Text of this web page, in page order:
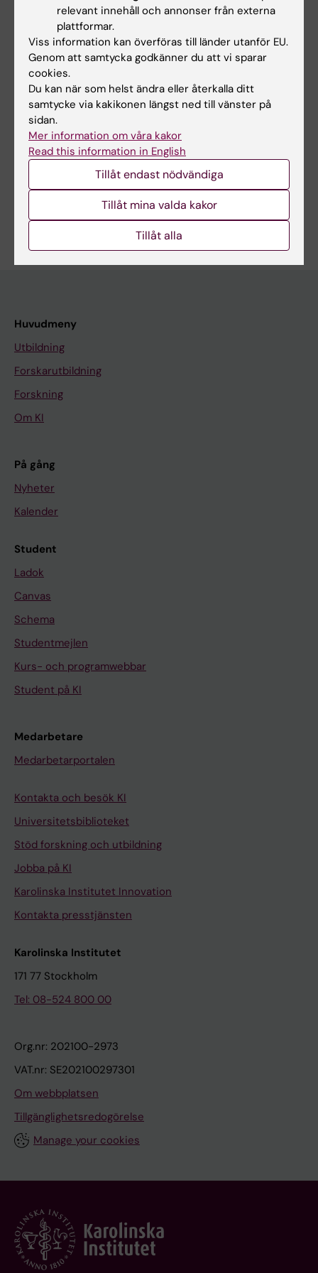
& GYNECOLOGY AND REPRODUCTIVE
BIOLOGY.2025;309:65-72
Residual placental blood volume after
cesarean section: A scoping review
Maler S; Axelsson K; Utjes D; Abrahamsson T;
Svedenkrans J; Thies-Lagergren L; Andersson
O; Sand A
Alla författare
Forskningsområden:
Gynekologi, obstetrik och reproduktionsmedicin
Är du Deborah Utjés?
Redigera din profil
Huvudmeny
Utbildning
Forskarutbildning
Forskning
Om KI
På gång
Nyheter
Kalender
Student
Ladok
Canvas
Schema
Studentmejlen
Kurs- och programwebbar
Student på KI
Medarbetare
Medarbetarportalen
Kontakta och besök KI
Universitetsbiblioteket
Stöd forskning och utbildning
Jobba på KI
Karolinska Institutet Innovation
Kontakta presstjänsten
Karolinska Institutet
171 77 Stockholm
Tel: 08-524 800 00
Org.nr: 202100-2973
VAT.nr: SE202100297301
Om webbplatsen
Tillgänglighetsredogörelse
Manage your cookies
relevant innehåll och annonser från externa
plattformar.
Viss information kan överföras till länder utanför EU.
Genom att samtycka godkänner du att vi sparar
cookies.
Du kan när som helst ändra eller återkalla ditt
samtycke via kakikonen längst ned till vänster på
sidan.
Mer information om våra kakor
Read this information in English
Tillåt endast nödvändiga
Tillåt mina valda kakor
Tillåt alla